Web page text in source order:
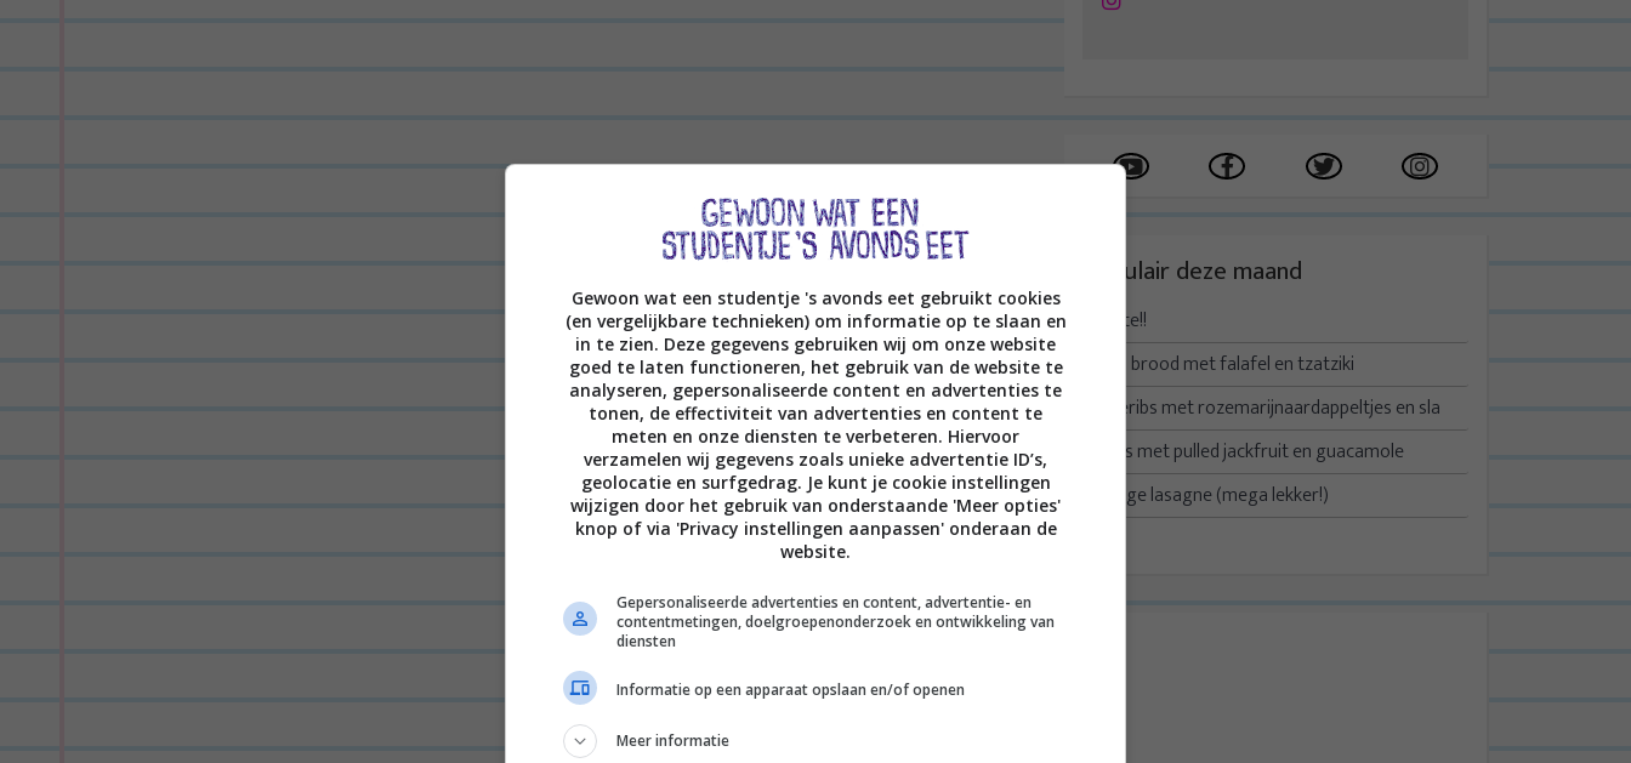
Populair deze maand
Update!!
Turks brood met falafel en tzatziki
Spareribs met rozemarijnaardappeltjes en sla
Taco’s met pulled jackfruit en guacamole
Kruidige lasagne (mega lekker!)
Gewoon wat een studentje 's avonds eet gebruikt cookies
(en vergelijkbare technieken) om informatie op te slaan en
in te zien. Deze gegevens gebruiken wij om onze website
goed te laten functioneren, het gebruik van de website te
analyseren, gepersonaliseerde content en advertenties te
tonen, de effectiviteit van advertenties en content te
meten en onze diensten te verbeteren. Hiervoor
verzamelen wij gegevens zoals unieke advertentie ID’s,
geolocatie en surfgedrag. Je kunt je cookie instellingen
wijzigen door het gebruik van onderstaande 'Meer opties'
knop of via 'Privacy instellingen aanpassen' onderaan de
website.
Gepersonaliseerde advertenties en content, advertentie- en
contentmetingen, doelgroepenonderzoek en ontwikkeling van
diensten
Informatie op een apparaat opslaan en/of openen
Meer informatie